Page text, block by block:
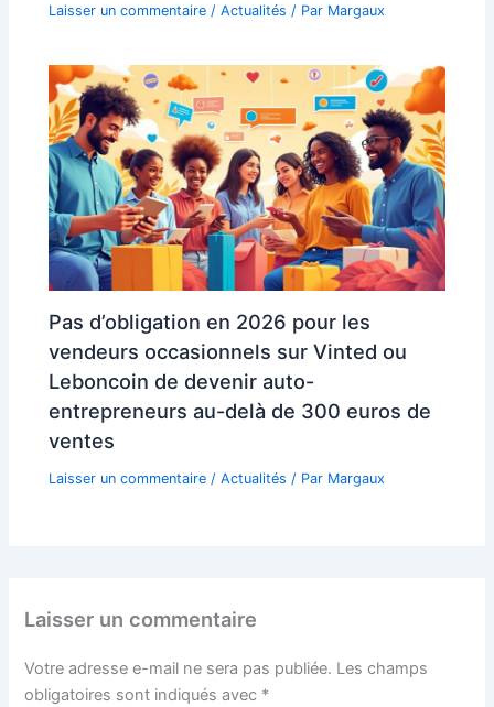
Laisser un commentaire /Actualités / Par Margaux
Pas d’obligation en 2026 pour les
vendeurs occasionnels sur Vinted ou
Leboncoin de devenir auto-
entrepreneurs au-delà de 300 euros de
ventes
Laisser un commentaire /Actualités / Par Margaux
Laisser un commentaire
Votre adresse e-mail ne sera pas publiée. Les champs
obligatoires sont indiqués avec *